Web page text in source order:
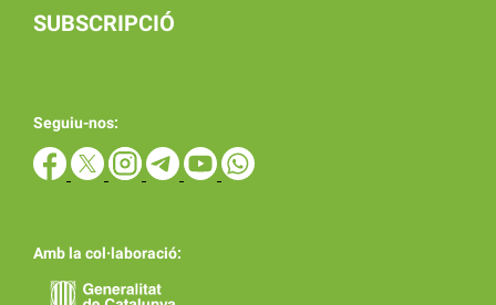
SUBSCRIPCIÓ
Seguiu-nos:
Amb la col·laboració: